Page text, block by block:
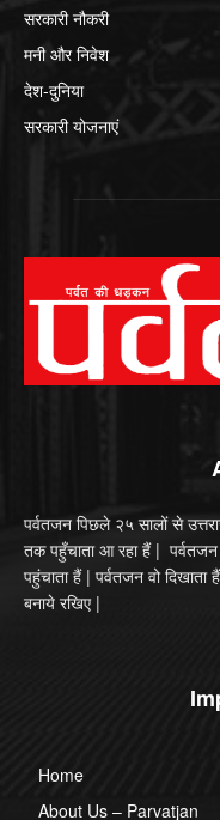
सरकारी नौकरी
मनी और निवेश
देश-दुनिया
सरकारी योजनाएं
पर्वतजन पिछले २५ सालों से
तक पहुँचाता आ रहा हैं |
पहुंचाता हैं | पर्वतजन वो
बनाये रखिए |
Home
About Us – Parvatjan